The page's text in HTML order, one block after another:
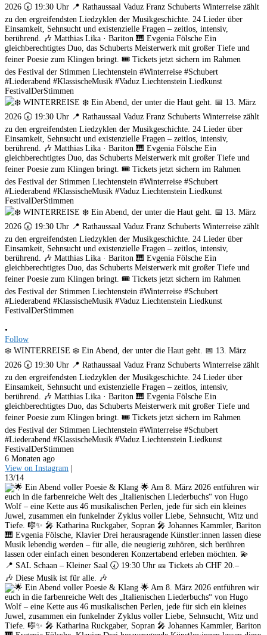
•
Follow
❄️ WINTERREISE ❄️ Ein Abend, der unter die Haut geht. 📅 13. März
2026 🕢 19:30 Uhr 📍 Rathaussaal Vaduz Franz Schuberts Winterreise zählt
zu den ergreifendsten Liedzyklen der Musikgeschichte. 24 Lieder über
Einsamkeit, Sehnsucht und existenzielle Fragen – zeitlos, intensiv,
berührend. 🎶 Matthias Lika · Bariton 🎹 Evgenia Fölsche Ein
gleichberechtigtes Duo, das Schuberts Meisterwerk mit großer Tiefe und
feiner Poesie zum Klingen bringt. 🎟️ Tickets jetzt sichern im Rahmen
des Festival der Stimmen Liechtenstein #Winterreise #Schubert
#Liederabend #KlassischeMusik #Vaduz Liechtenstein Liedkunst
FestivalDerStimmen
6 Monaten ago
View on Instagram |
13/14